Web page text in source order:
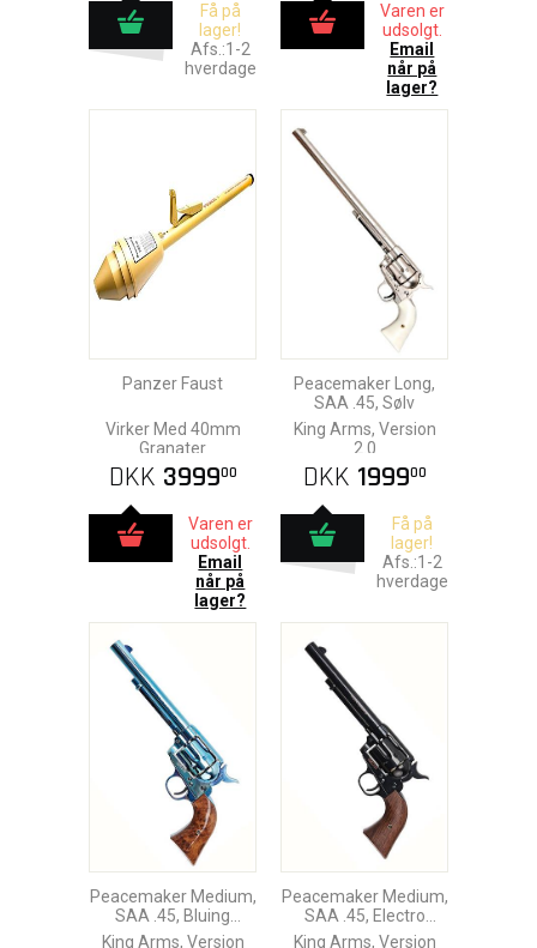
Få på
lager!
Afs.:1-2
hverdage
Varen er
udsolgt.
Email
når på
lager?
Panzer Faust
Virker Med 40mm
Granater
DKK 399900
Varen er
udsolgt.
Email
når på
lager?
Peacemaker Long,
SAA .45, Sølv
King Arms, Version
2.0
DKK 199900
Få på
lager!
Afs.:1-2
hverdage
Peacemaker Medium,
SAA .45, Bluing
Version
King Arms, Version
Peacemaker Medium,
SAA .45, Electro
Version
King Arms, Version